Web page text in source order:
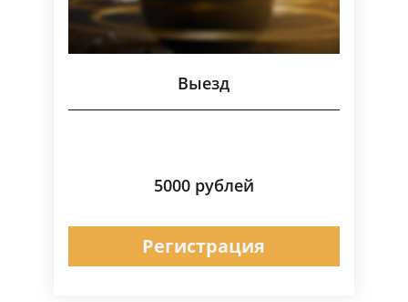
Выезд
5000 рублей
Регистрация